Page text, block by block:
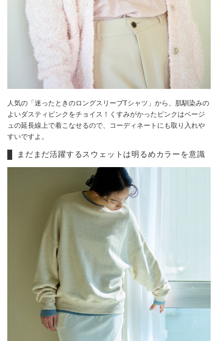
人気の「迷ったときのロングスリーブTシャツ」から、肌馴染みの
よいダスティピンクをチョイス！くすみがかったピンクはベージ
ュの延長線上で着こなせるので、コーディネートにも取り入れや
すいですよ。
まだまだ活躍するスウェットは明るめカラーを意識